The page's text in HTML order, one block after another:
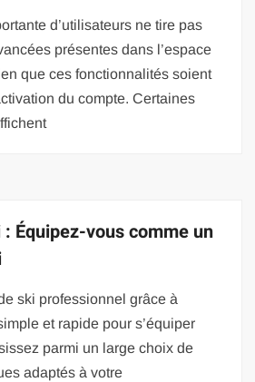
d’utilisateurs ne tire pas
présentes dans l’espace
que ces fonctionnalités soient
du compte. Certaines
Équipez-vous comme un
ski professionnel grâce à
et rapide pour s’équiper
parmi un large choix de
adaptés à votre